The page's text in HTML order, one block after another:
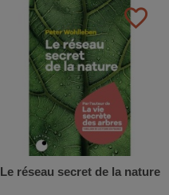
favorite_border
Le réseau secret de la nature